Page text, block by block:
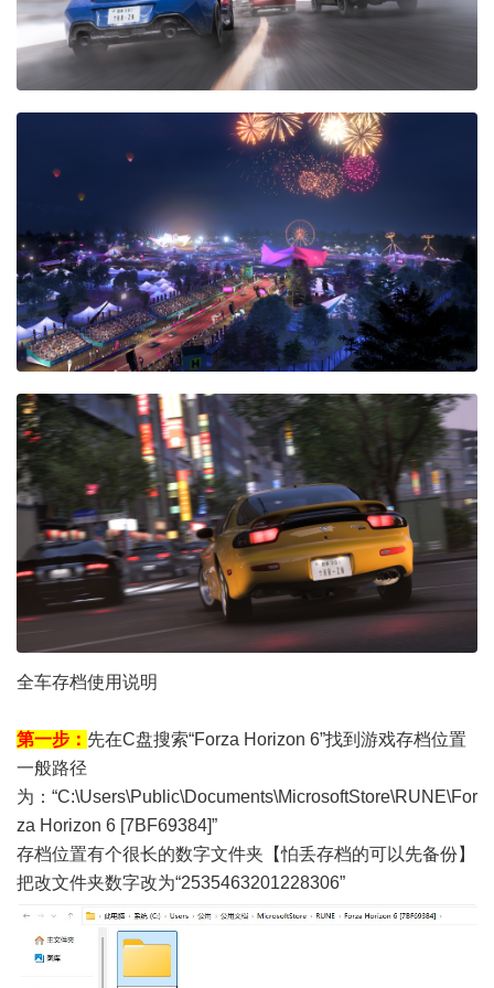
全车存档使用说明
第一步： 先在C盘搜索“Forza Horizon 6”找到游戏存档位置
一般路径
为：“C:\Users\Public\Documents\MicrosoftStore\RUNE\For
za Horizon 6 [7BF69384]”
存档位置有个很长的数字文件夹【怕丢存档的可以先备份】
把改文件夹数字改为“2535463201228306”